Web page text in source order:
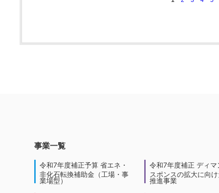
事業一覧
令和7年度補正予算 省エネ・
非化石転換補助金（工場・事
業場型）
令和7年度補正 ディマ
スポンスの拡大に向
推進事業